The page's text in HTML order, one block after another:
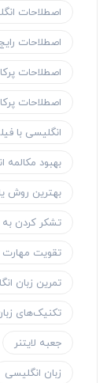
اصطلاحات
اصطلاحات
اصطلاحات
اصطلاحات
انگلیسی با
بهبود مکالمه
بهترین روش
تشکر کردن
تقویت مهارت
تمرین زبان
تکنیک‌های
جعبه لایتنر
زبان انگلیسی